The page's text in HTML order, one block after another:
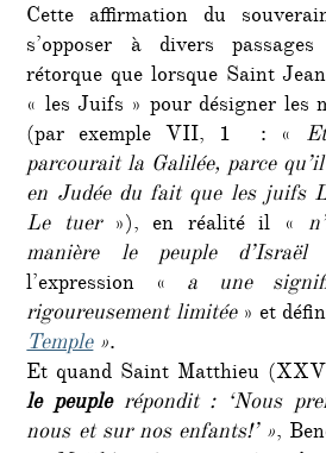
Cette affirmation du
s’opposer à divers
rétorque que lorsque Saint
« les Juifs » pour désigner les
(par exemple VII, 1 : «
parcourait la Galilée, parce
en Judée du fait que les juifs
Le tuer»), en réalité il «
manière le peuple d’Israël
l’expression « a une
rigoureusement limitée» et
Temple».
Et quand Saint Matthieu
le peuplerépondit : ‘Nous
nous et sur nos enfants!’ »,